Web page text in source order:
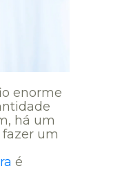
enorme
há um
um
é